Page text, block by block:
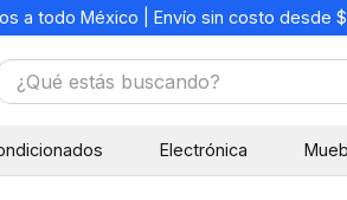
a todo México | Envío sin costo desde
estás buscando?
Electrónica